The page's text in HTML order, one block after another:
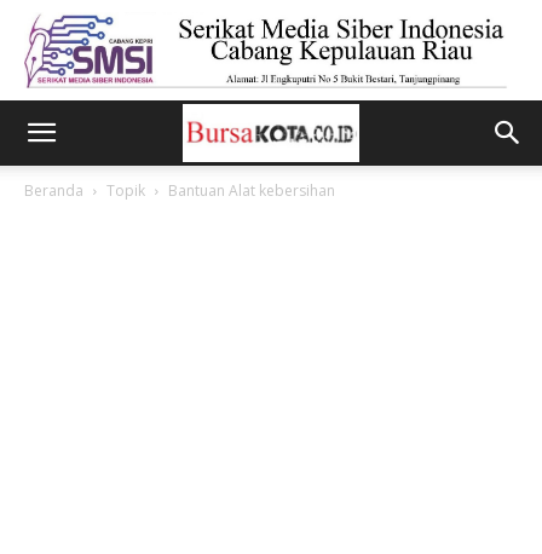
Beranda Topik Bantuan Alat kebersihan